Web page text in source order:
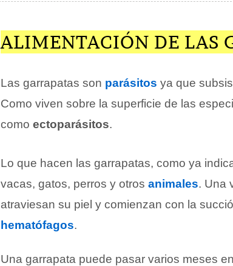
ALIMENTACIÓN DE LAS
Las garrapatas son parásitos ya que
Como viven sobre la superficie de las
como ectoparásitos.
Lo que hacen las garrapatas, como ya
vacas, gatos, perros y otros animales. Una
atraviesan su piel y comienzan con la
hematófagos.
Una garrapata puede pasar varios meses